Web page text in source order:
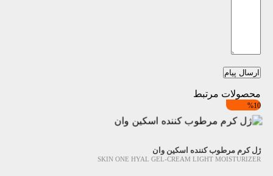
ارسال پیام
محصولات مرتبط
%10
ژل کرم مرطوب کننده اسکین وان
SKIN ONE HYAL GEL-CREAM LIGHT MOISTURIZER